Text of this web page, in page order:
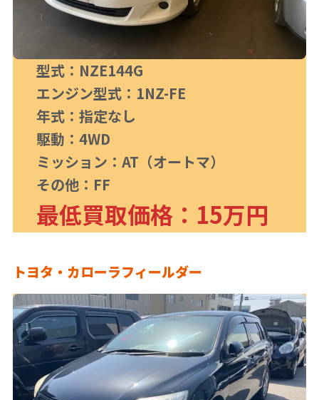
型式：NZE144G
エンジン型式：1NZ-FE
年式：指定なし
駆動：4WD
ミッション：AT（オートマ）
その他：FF
最低買取価格：15万円
トヨタ・ カローラフィールダー